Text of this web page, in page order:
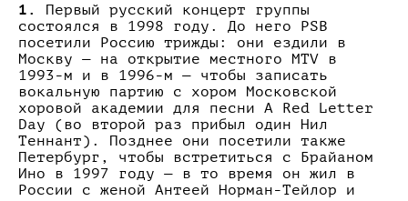
1. Первый русский концерт группы
состоялся в 1998 году. До него PSB
посетили Россию трижды: они ездили в
Москву — на открытие местного MTV в
1993-м и в 1996-м — чтобы записать
вокальную партию с хором Московской
хоровой академии для песни A Red Letter
Day (во второй раз прибыл один Нил
Теннант). Позднее они посетили также
Петербург, чтобы встретиться с Брайаном
Ино в 1997 году — в то время он жил в
России с женой Антеей Норман-Тейлор и